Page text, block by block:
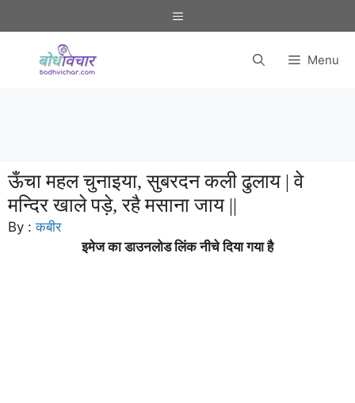
to
Menu
Menu
ऊँचा महल चुनाइया, सुबरदन कली ढुलाय | वे
मन्दिर खाले पड़े, रहै मसाना जाय ||
By :कबीर
इमेज का डाउनलोड लिंक नीचे दिया गया है